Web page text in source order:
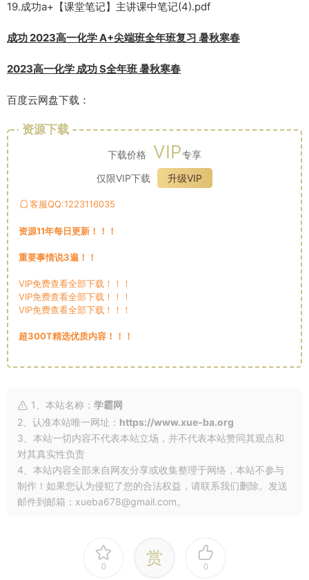
19.成功a+【课堂笔记】主讲课中笔记(4).pdf
成功 2023高一化学 A+尖端班全年班复习 暑秋寒春
2023高一化学 成功 S全年班 暑秋寒春
百度云网盘下载：
资源下载
下载价格 VIP专享
仅限VIP下载
升级VIP
客服QQ:1223116035
资源11年每日更新！！！
重要事情说3遍！！
VIP免费查看全部下载！！！
VIP免费查看全部下载！！！
VIP免费查看全部下载！！！
超300T精选优质内容！！！
1、本站名称： 学霸网
2、认准本站唯一网址： https://www.xue-ba.org
3、本站一切内容不代表本站立场，并不代表本站赞同其观点和
对其真实性负责
4、本站内容全部来自网友分享或收集整理于网络，本站不参与
制作！如果您认为侵犯了您的合法权益，请联系我们删除。发送
邮件到邮箱：xueba678@gmail.com。
0 赏 0